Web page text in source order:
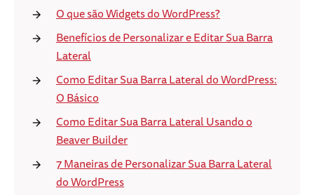
O que são Widgets do WordPress?
Benefícios de Personalizar e Editar Sua Barra
Lateral
Como Editar Sua Barra Lateral do WordPress:
O Básico
Como Editar Sua Barra Lateral Usando o
Beaver Builder
7 Maneiras de Personalizar Sua Barra Lateral
do WordPress